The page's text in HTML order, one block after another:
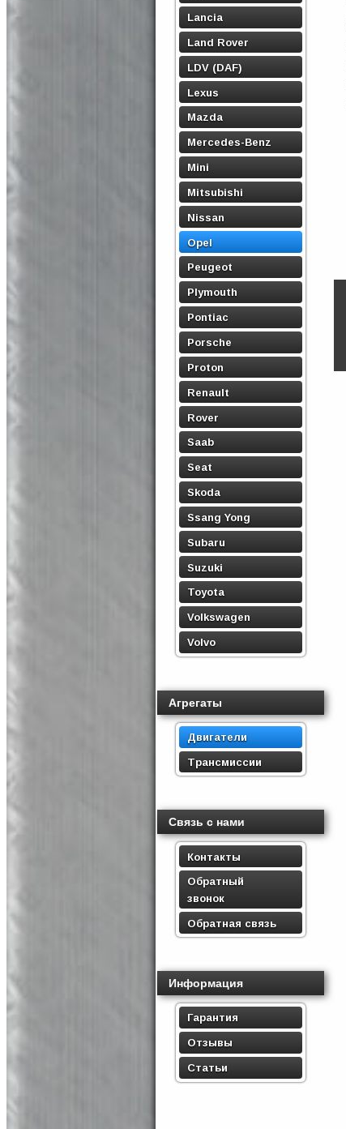
Lancia
Land Rover
LDV (DAF)
Lexus
Mazda
Mercedes-Benz
Mini
Mitsubishi
Nissan
Opel
Peugeot
Plymouth
Pontiac
Porsche
Proton
Renault
Rover
Saab
Seat
Skoda
Ssang Yong
Subaru
Suzuki
Toyota
Volkswagen
Volvo
Агрегаты
Двигатели
Трансмиссии
Связь с нами
Контакты
Обратный
звонок
Обратная связь
Информация
Гарантия
Отзывы
Статьи